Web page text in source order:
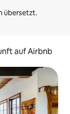
auf Airbnb